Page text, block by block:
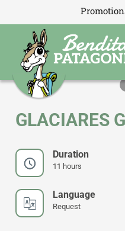
GLACIARES
Duration
11 hours
Language
Request